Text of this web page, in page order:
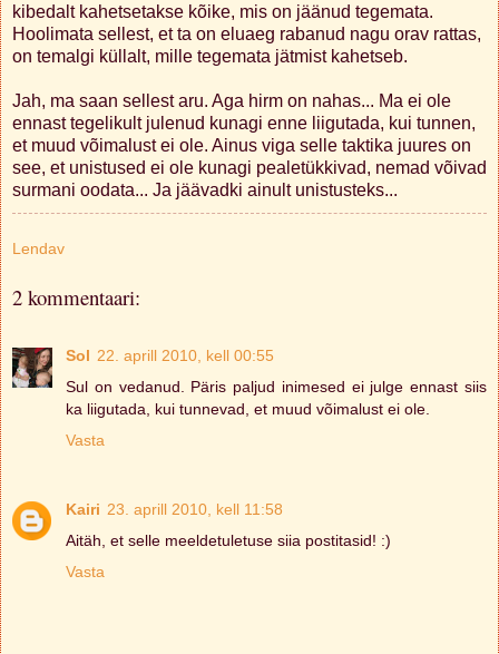
kibedalt kahetsetakse kõike, mis on jäänud tegemata.
Hoolimata sellest, et ta on eluaeg rabanud nagu orav rattas,
on temalgi küllalt, mille tegemata jätmist kahetseb.
Jah, ma saan sellest aru. Aga hirm on nahas... Ma ei ole
ennast tegelikult julenud kunagi enne liigutada, kui tunnen,
et muud võimalust ei ole. Ainus viga selle taktika juures on
see, et unistused ei ole kunagi pealetükkivad, nemad võivad
surmani oodata... Ja jäävadki ainult unistusteks...
Lendav
2 kommentaari:
Sol 22. aprill 2010, kell 00:55
Sul on vedanud. Päris paljud inimesed ei julge ennast siis
ka liigutada, kui tunnevad, et muud võimalust ei ole.
Vasta
Kairi 23. aprill 2010, kell 11:58
Aitäh, et selle meeldetuletuse siia postitasid! :)
Vasta